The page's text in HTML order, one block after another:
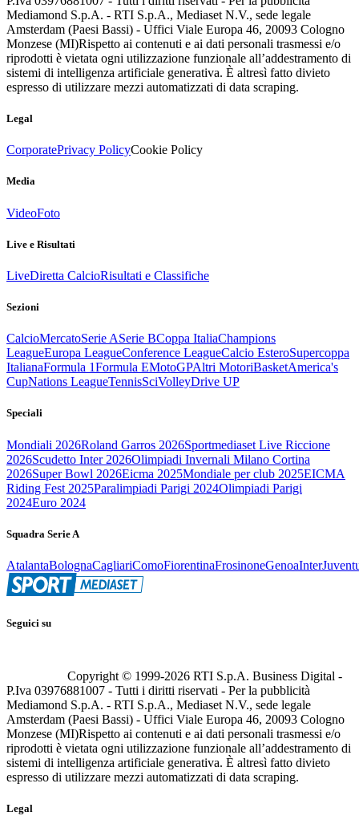
Mediamond S.p.A. - RTI S.p.A., Mediaset N.V., sede legale
Amsterdam (Paesi Bassi) - Uffici Viale Europa 46, 20093 Cologno
Monzese (MI)Rispetto ai contenuti e ai dati personali trasmessi e/o
riprodotti è vietata ogni utilizzazione funzionale all’addestramento di
sistemi di intelligenza artificiale generativa. È altresì fatto divieto
espresso di utilizzare mezzi automatizzati di data scraping.
Legal
CorporatePrivacy PolicyCookie Policy
Media
VideoFoto
Live e Risultati
LiveDiretta CalcioRisultati e Classifiche
Sezioni
CalcioMercatoSerie ASerie BCoppa ItaliaChampions
LeagueEuropa LeagueConference LeagueCalcio EsteroSupercoppa
ItalianaFormula 1Formula EMotoGPAltri MotoriBasketAmerica's
CupNations LeagueTennisSciVolleyDrive UP
Speciali
Mondiali 2026Roland Garros 2026Sportmediaset Live Riccione
2026Scudetto Inter 2026Olimpiadi Invernali Milano Cortina
2026Super Bowl 2026Eicma 2025Mondiale per club 2025EICMA
Riding Fest 2025Paralimpiadi Parigi 2024Olimpiadi Parigi
2024Euro 2024
Squadra Serie A
AtalantaBolognaCagliariComoFiorentinaFrosinoneGenoaInter
Seguici su
Copyright © 1999-2026 RTI S.p.A. Business Digital -
P.Iva 03976881007 - Tutti i diritti riservati - Per la pubblicità
Mediamond S.p.A. - RTI S.p.A., Mediaset N.V., sede legale
Amsterdam (Paesi Bassi) - Uffici Viale Europa 46, 20093 Cologno
Monzese (MI)Rispetto ai contenuti e ai dati personali trasmessi e/o
riprodotti è vietata ogni utilizzazione funzionale all’addestramento di
sistemi di intelligenza artificiale generativa. È altresì fatto divieto
espresso di utilizzare mezzi automatizzati di data scraping.
Legal